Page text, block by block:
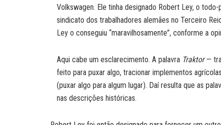
Volkswagen. Ele tinha designado Robert Ley, o
sindicato dos trabalhadores alemães no Terceiro
Ley o conseguiu “maravilhosamente”, conforme a
Aqui cabe um esclarecimento. A palavra Traktor—
feito para puxar algo, tracionar implementos
(puxar algo para algum lugar). Daí resulta que as
nas descrições históricas.